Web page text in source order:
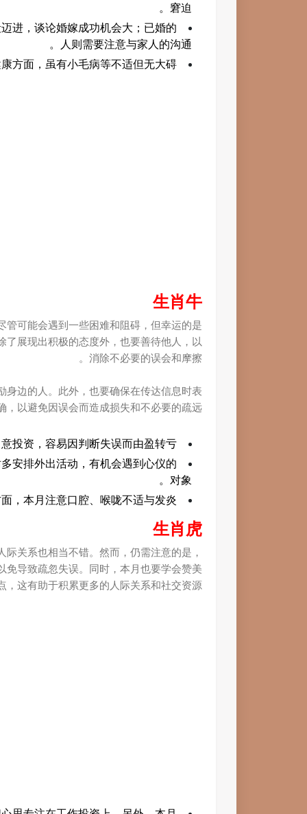
窘迫。
进，谈论婚嫁成功机会大；已婚的
人则需要注意与家人的沟通。
方面，虽有小毛病等不适但无大碍。
生肖牛
可能会遇到一些困难和阻碍，但幸运的是
展现出积极的态度外，也要善待他人，以
消除不必要的误会和摩擦。
边的人。此外，也要确保在传达信息时表
，以避免因误会而造成损失和不必要的疏远。
投资，容易因判断失误而由盈转亏。
安排外出活动，有机会遇到心仪的
对象。
，本月注意口腔、喉咙不适与发炎。
生肖虎
关系也相当不错。然而，仍需注意的是，
导致疏忽失误。同时，本月也要学会赞美
，这有助于积累更多的人际关系和社交资源。